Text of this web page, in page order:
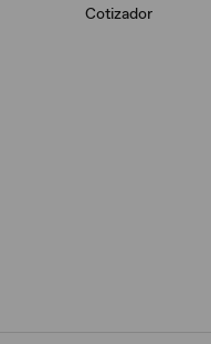
Cotizador